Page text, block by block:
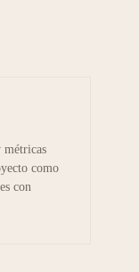
métricas
como
con